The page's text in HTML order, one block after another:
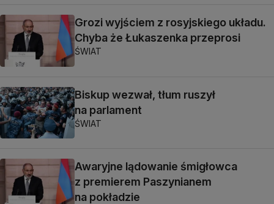
Grozi wyjściem z rosyjskiego układu.
Chyba że Łukaszenka przeprosi
ŚWIAT
Biskup wezwał, tłum ruszył
na parlament
ŚWIAT
Awaryjne lądowanie śmigłowca
z premierem Paszynianem
na pokładzie